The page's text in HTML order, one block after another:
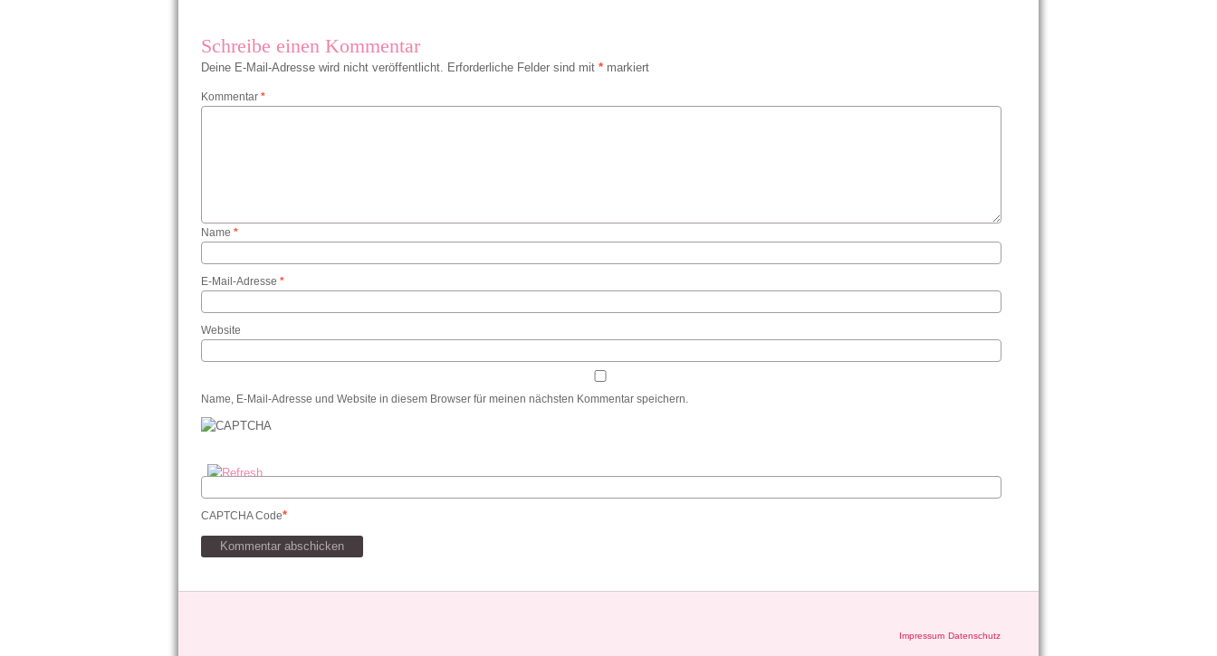
Schreibe einen Kommentar
Deine E-Mail-Adresse wird nicht veröffentlicht. Erforderliche Felder sind mit * markiert
Kommentar *
Name *
E-Mail-Adresse *
Website
Name, E-Mail-Adresse und Website in diesem Browser für meinen nächsten Kommentar speichern.
CAPTCHA Code*
Impressum Datenschutz